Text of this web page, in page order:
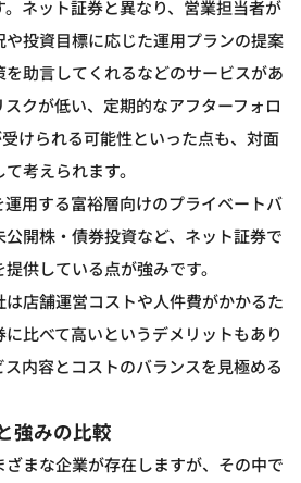
ネット証券と異なり、営業担当者が
投資目標に応じた運用プランの提案
助言してくれるなどのサービスがあ
クが低い、定期的なアフターフォロ
けられる可能性といった点も、対面
考えられます。
用する富裕層向けのプライベートバ
開株・債券投資など、ネット証券で
供している点が強みです。
店舗運営コストや人件費がかかるた
比べて高いというデメリットもあり
内容とコストのバランスを見極める
強みの比較
まな企業が存在しますが、その中で